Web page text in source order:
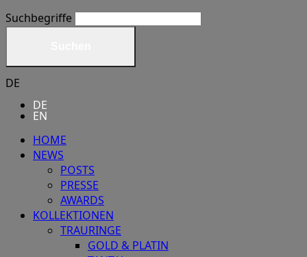
Suchbegriffe
DE
DE
EN
HOME
NEWS
POSTS
PRESSE
AWARDS
KOLLEKTIONEN
TRAURINGE
GOLD & PLATIN